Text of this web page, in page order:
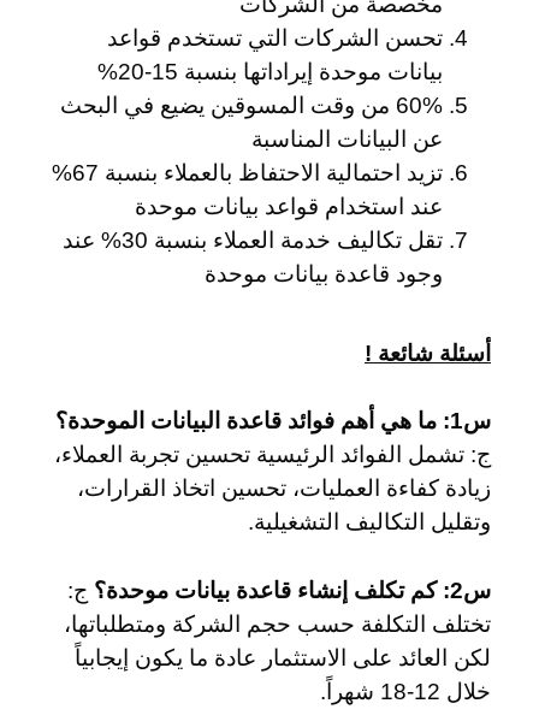
تحسن الشركات التي تستخدم قواعد
بيانات موحدة إيراداتها بنسبة 15-20%
60% من وقت المسوقين يضيع في البحث
عن البيانات المناسبة
تزيد احتمالية الاحتفاظ بالعملاء بنسبة 67%
عند استخدام قواعد بيانات موحدة
تقل تكاليف خدمة العملاء بنسبة 30% عند
وجود قاعدة بيانات موحدة
أسئلة شائعة !
س1: ما هي أهم فوائد قاعدة البيانات الموحدة؟
ج: تشمل الفوائد الرئيسية تحسين تجربة العملاء،
زيادة كفاءة العمليات، تحسين اتخاذ القرارات،
وتقليل التكاليف التشغيلية.
س2: كم تكلف إنشاء قاعدة بيانات موحدة؟
ج:
تختلف التكلفة حسب حجم الشركة ومتطلباتها،
لكن العائد على الاستثمار عادة ما يكون إيجابياً
خلال 12-18 شهراً.